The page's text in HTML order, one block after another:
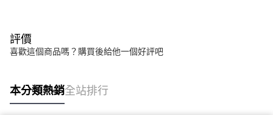
評價
喜歡這個商品嗎？購買後給他一個好評吧
本分類熱銷全站排行